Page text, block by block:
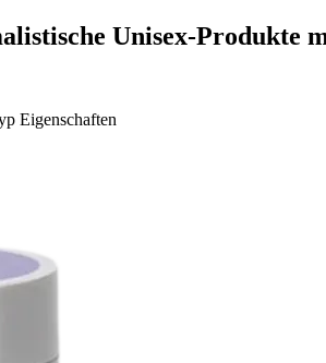
Unisex-Produkte
Eigenschaften